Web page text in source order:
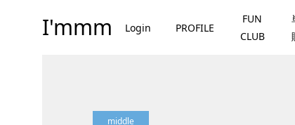
I'mmm Login PROFILE
FUN
CLUB
middle